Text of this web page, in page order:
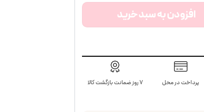
عدد
افزودن به سبد خرید
پرداخت در محل ۷ روز ضمانت بازگشت کالا